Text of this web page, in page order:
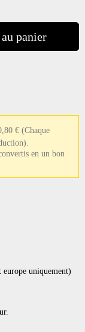
panier
€ (Chaque
en un bon
uniquement)